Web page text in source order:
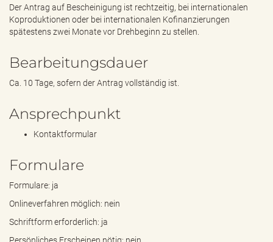
Der Antrag auf Bescheinigung ist rechtzeitig, bei internationalen
Koproduktionen oder bei internationalen Kofinanzierungen
spätestens zwei Monate vor Drehbeginn zu stellen.
Bearbeitungsdauer
Ca. 10 Tage, sofern der Antrag vollständig ist.
Ansprechpunkt
Kontaktformular
Formulare
Formulare: ja
Onlineverfahren möglich: nein
Schriftform erforderlich: ja